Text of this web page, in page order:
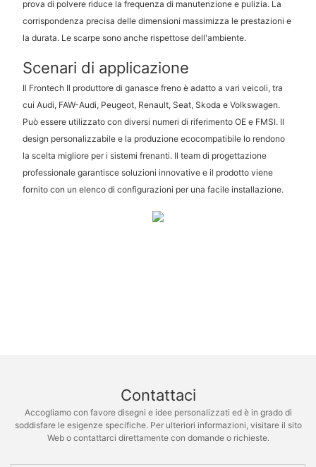
prova di polvere riduce la frequenza di manutenzione e pulizia. La
corrispondenza precisa delle dimensioni massimizza le prestazioni e
la durata. Le scarpe sono anche rispettose dell'ambiente.
Scenari di applicazione
Il Frontech Il produttore di ganasce freno è adatto a vari veicoli, tra
cui Audi, FAW-Audi, Peugeot, Renault, Seat, Skoda e Volkswagen.
Può essere utilizzato con diversi numeri di riferimento OE e FMSI. Il
design personalizzabile e la produzione ecocompatibile lo rendono
la scelta migliore per i sistemi frenanti. Il team di progettazione
professionale garantisce soluzioni innovative e il prodotto viene
fornito con un elenco di configurazioni per una facile installazione.
Contattaci
Accogliamo con favore disegni e idee personalizzati ed è in grado di
soddisfare le esigenze specifiche. Per ulteriori informazioni, visitare il sito
Web o contattarci direttamente con domande o richieste.